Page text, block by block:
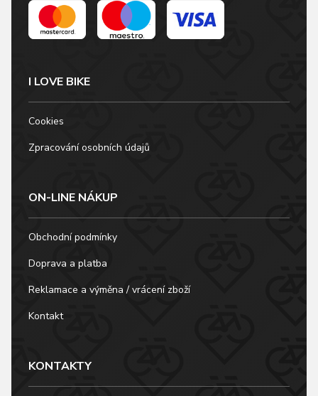
I LOVE BIKE
Cookies
Zpracování osobních údajů
ON-LINE NÁKUP
Obchodní podmínky
Doprava a platba
Reklamace a výměna / vrácení zboží
Kontakt
KONTAKTY